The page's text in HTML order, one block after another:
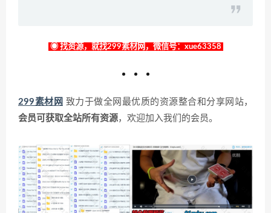
◉ 找资源，就找299素材网，微信号：xue63358
299素材网 致力于做全网最优质的资源整合和分享网站，
会员可获取全站所有资源，欢迎加入我们的会员。